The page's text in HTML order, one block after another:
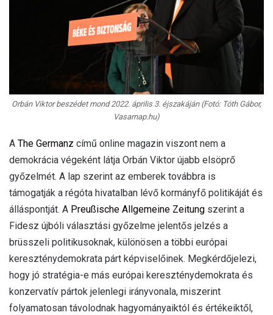
Orbán Viktor beszédet mond 2022. április 3. éjszakáján (Fotó: Tóth Gábor,
Vasarnap.hu)
A The Germanz című online magazin viszont nem a
demokrácia végeként látja Orbán Viktor újabb elsöprő
győzelmét. A lap szerint az emberek továbbra is
támogatják a régóta hivatalban lévő kormányfő politikáját és
álláspontját. A Preußische Allgemeine Zeitung szerint a
Fidesz újbóli választási győzelme jelentős jelzés a
brüsszeli politikusoknak, különösen a többi európai
kereszténydemokrata párt képviselőinek. Megkérdőjelezi,
hogy jó stratégia-e más európai kereszténydemokrata és
konzervatív pártok jelenlegi irányvonala, miszerint
folyamatosan távolodnak hagyományaiktól és értékeiktől,